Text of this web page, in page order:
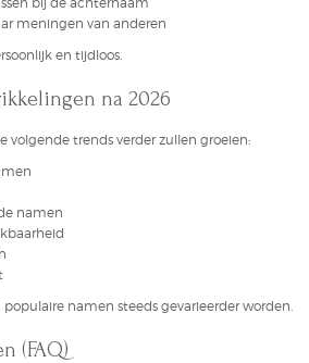
meningen van anderen
en tijdloos.
na 2026
volgende trends verder zullen groeien:
namen
populaire namen steeds gevarieerder worden.
(FAQ)